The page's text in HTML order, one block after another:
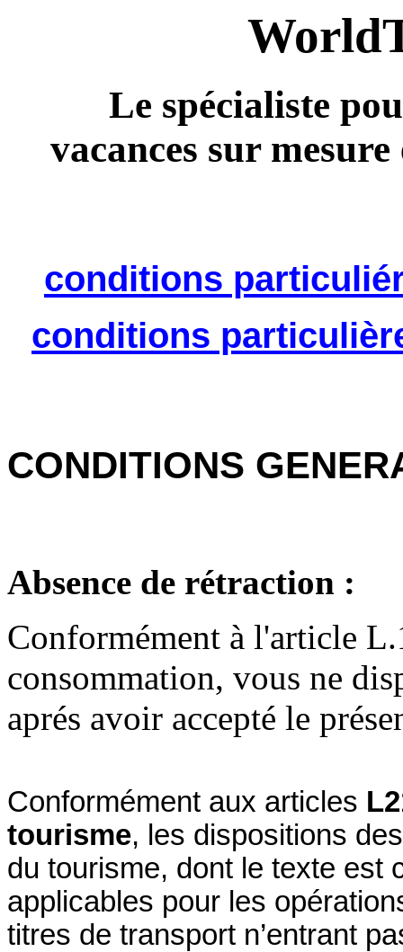
Le spécialiste
vacances sur
conditions
conditions
CONDITIONS
Absence de rétraction :
Conformément à l'article
consommation, vous ne
aprés avoir accepté le
Conformément aux articles
tourisme, les dispositions
du tourisme, dont le texte est
applicables pour les
titres de transport n’entrant